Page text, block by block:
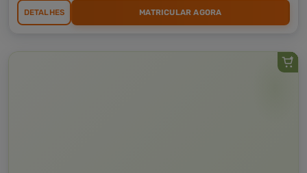
DETALHES MATRICULAR AGORA